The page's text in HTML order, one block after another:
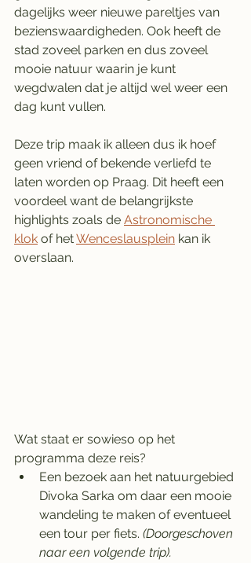
dagelijks weer nieuwe pareltjes van
bezienswaardigheden. Ook heeft de
stad zoveel parken en dus zoveel
mooie natuur waarin je kunt
wegdwalen dat je altijd wel weer een
dag kunt vullen.
Deze trip maak ik alleen dus ik hoef
geen vriend of bekende verliefd te
laten worden op Praag. Dit heeft een
voordeel want de belangrijkste
highlights zoals de Astronomische
klok of het Wenceslausplein kan ik
overslaan.
Wat staat er sowieso op het
programma deze reis?
Een bezoek aan het natuurgebied
Divoka Sarka om daar een mooie
wandeling te maken of eventueel
een tour per fiets. (Doorgeschoven
naar een volgende trip).